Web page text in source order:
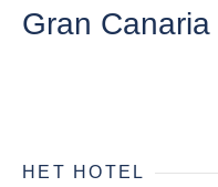
Gran Canaria
HET HOTEL